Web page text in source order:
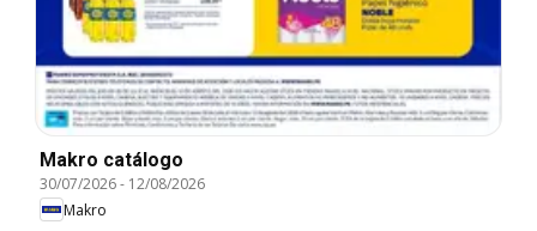
Makro catálogo
30/07/2026- 12/08/2026
Makro